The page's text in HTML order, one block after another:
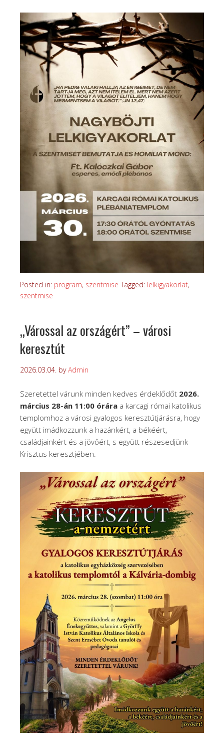
Posted in: program, szentmise Tagged: lelkigyakorlat,
szentmise
„Várossal az országért” – városi
keresztút
2026.03.04. byAdmin
Szeretettel várunk minden kedves érdeklődőt 2026.
március 28-án 11:00 órára a karcagi római katolikus
templomhoz a városi gyalogos keresztútjárásra, hogy
együtt imádkozzunk a hazánkért, a békéért,
családjainkért és a jövőért, s együtt részesedjünk
Krisztus keresztjében.